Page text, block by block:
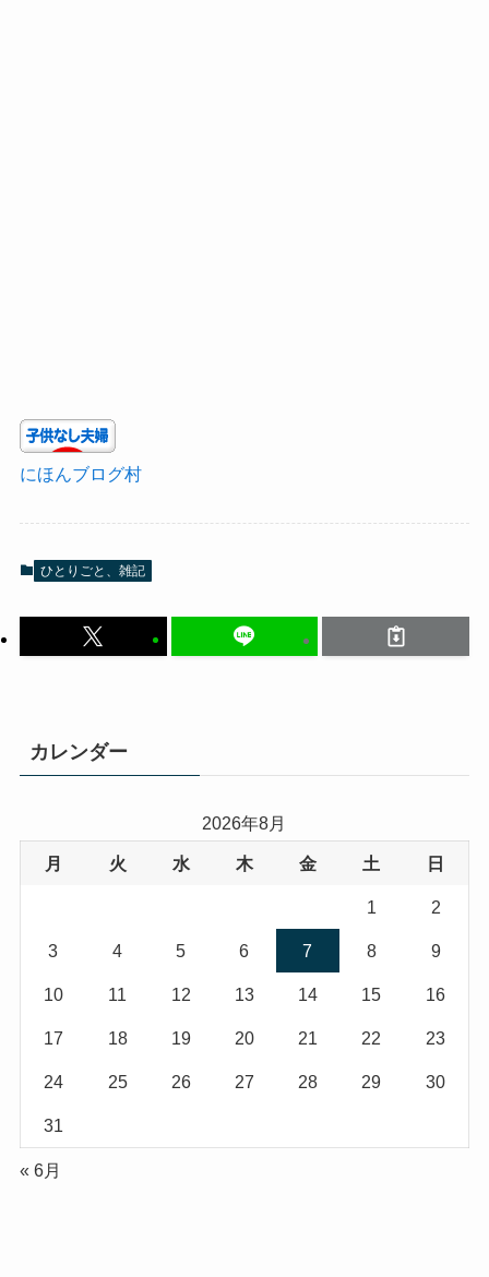
にほんブログ村
ひとりごと、雑記
カレンダー
2026年8月
月 火 水 木 金 土 日
1 2
3 4 5 6 7 8 9
10 11 12 13 14 15 16
17 18 19 20 21 22 23
24 25 26 27 28 29 30
31
« 6月